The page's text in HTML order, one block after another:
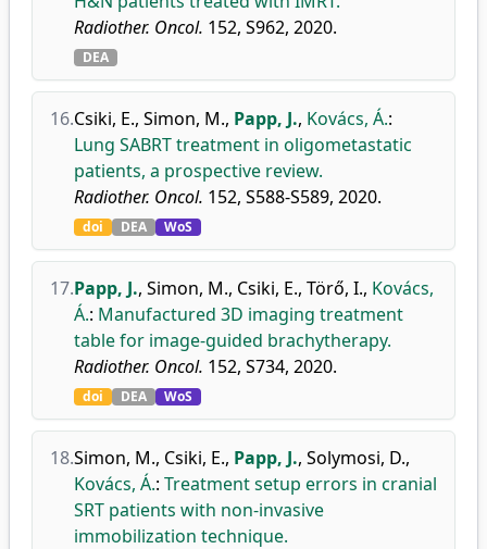
Radiother. Oncol. 152, S962, 2020.
DEA
16.Csiki, E., Simon, M., Papp, J., Kovács, Á.:
Lung SABRT treatment in oligometastatic
patients, a prospective review.
Radiother. Oncol. 152, S588-S589, 2020.
doi DEA WoS
17.Papp, J., Simon, M., Csiki, E., Törő, I., Kovács,
Á.: Manufactured 3D imaging treatment
table for image-guided brachytherapy.
Radiother. Oncol. 152, S734, 2020.
doi DEA WoS
18.Simon, M., Csiki, E., Papp, J., Solymosi, D.,
Kovács, Á.: Treatment setup errors in cranial
SRT patients with non-invasive
immobilization technique.